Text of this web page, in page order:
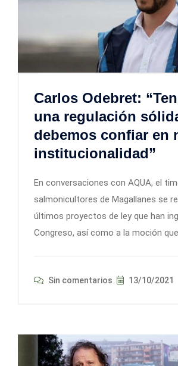
Carlos Odebret:
una regulación
debemos confiar en
institucionalidad”
En conversaciones con AQUA, el
salmonicultores de Magallanes se
últimos proyectos de ley que han
Congreso, así como a la moción
Sin comentarios 13/10/2021